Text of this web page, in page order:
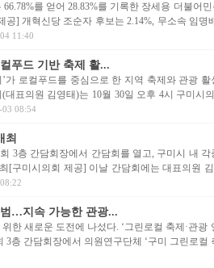
를 얻어 28.83%를 기록한 장세용 더불어
] 개혁신당 조순자 후보는 2.14%, 무소속 임명
11:40
푸드 기반 축제 활...
가 로컬푸드를 중심으로 한 지역 축제와 관광
표의원 김영태)는 10월 30일 오후 4시 구미시
08:54
최
3층 간담회장에서 간담회를 열고, 구미시 내
[구미시의회 제공] 이날 간담회에는 대표의원
범…지속 가능한 관광...
한 새로운 도전에 나섰다. ‘그린로컬 축제·관광
층 간담회장에서 의원연구단체 ‘구미 그린로컬